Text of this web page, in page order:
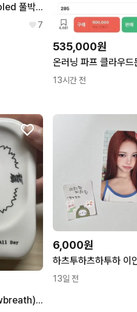
대전 닌텐도스위치oled 풀박스 새제품급
7
535,000원
13시간 전
브라운브레스(browbreath) 탁상용 시계
6,000원
13일 전